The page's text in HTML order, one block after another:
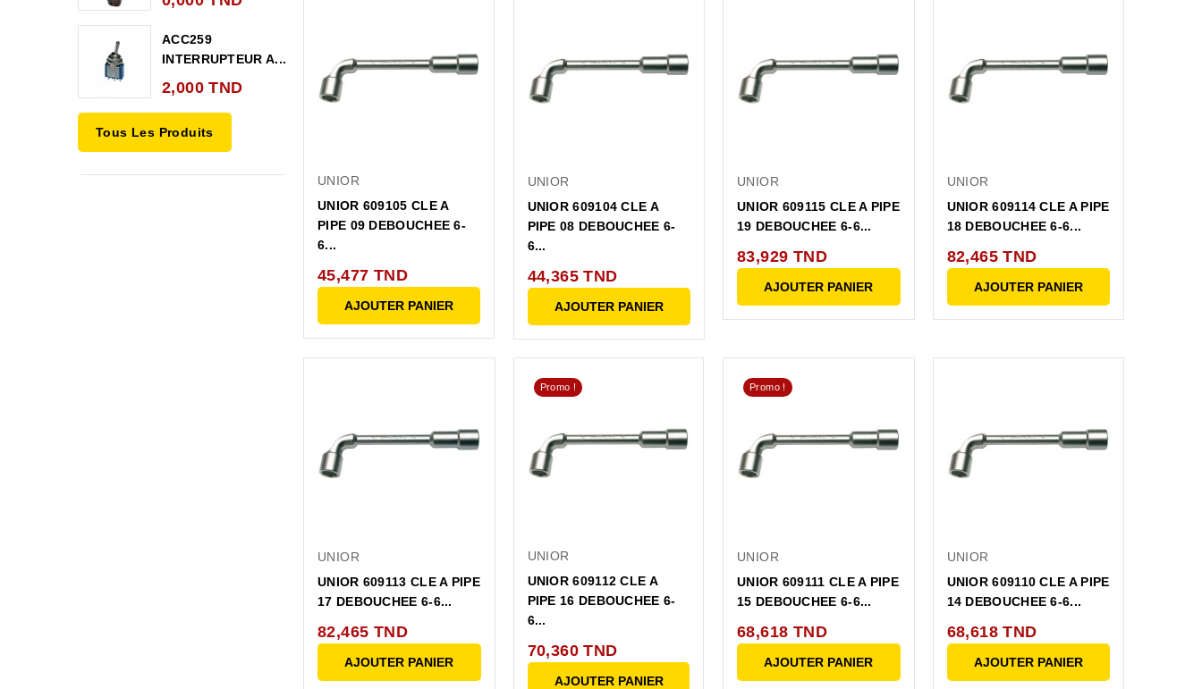
ACC259
INTERRUPTEUR A...
2,000 TND
Tous Les Produits
UNIOR
UNIOR 609105 CLE A
PIPE 09 DEBOUCHEE 6-
6...
45,477 TND
AJOUTER PANIER
UNIOR
UNIOR 609104 CLE A
PIPE 08 DEBOUCHEE 6-
6...
44,365 TND
AJOUTER PANIER
UNIOR
UNIOR 609115 CLE A PIPE
19 DEBOUCHEE 6-6...
83,929 TND
AJOUTER PANIER
UNIOR
UNIOR 609114 CLE A PIPE
18 DEBOUCHEE 6-6...
82,465 TND
AJOUTER PANIER
UNIOR
UNIOR 609113 CLE A PIPE
17 DEBOUCHEE 6-6...
82,465 TND
AJOUTER PANIER
Promo !
UNIOR
UNIOR 609112 CLE A
PIPE 16 DEBOUCHEE 6-
6...
70,360 TND
AJOUTER PANIER
Promo !
UNIOR
UNIOR 609111 CLE A PIPE
15 DEBOUCHEE 6-6...
68,618 TND
AJOUTER PANIER
UNIOR
UNIOR 609110 CLE A PIPE
14 DEBOUCHEE 6-6...
68,618 TND
AJOUTER PANIER